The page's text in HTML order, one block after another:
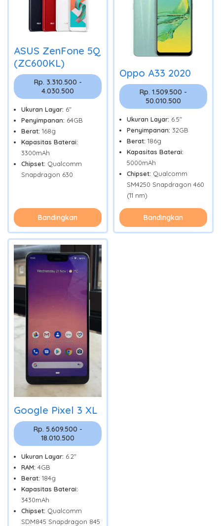
ASUS ZenFone 5Q
(ZC600KL)
Rp. 3.310.500 -
4.030.500
Ukuran Layar: 6"
Penyimpanan: 64GB
Berat: 168g
Kapasitas Baterai:
3300mAh
Chipset: Qualcomm
Snapdragon 630
Bandingkan
Oppo A33 2020
Rp. 1.509.500 -
50.010.500
Ukuran Layar: 6.5"
Penyimpanan: 32GB
Berat: 186g
Kapasitas Baterai:
5000mAh
Chipset: Qualcomm
SM4250 Snapdragon 460
(11 nm)
Bandingkan
Google Pixel 3 XL
Rp. 5.609.500 -
18.010.500
Ukuran Layar: 6.2"
RAM: 4GB
Berat: 184g
Kapasitas Baterai:
3430mAh
Chipset: Qualcomm
SDM845 Snapdragon 845